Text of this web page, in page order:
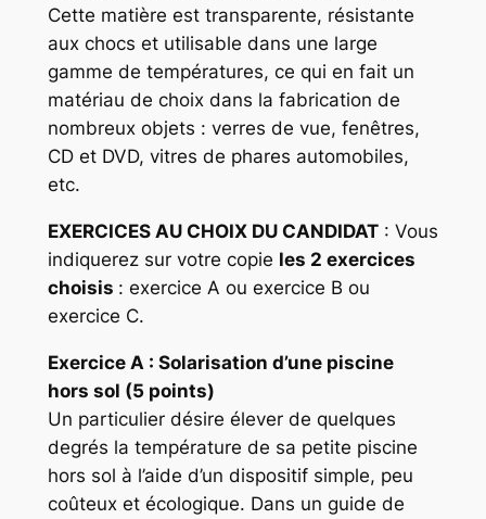
Cette matière est transparente, résistante
aux chocs et utilisable dans une large
gamme de températures, ce qui en fait un
matériau de choix dans la fabrication de
nombreux objets : verres de vue, fenêtres,
CD et DVD, vitres de phares automobiles,
etc.
EXERCICES AU CHOIX DU CANDIDAT: Vous
indiquerez sur votre copie les 2 exercices
choisis : exercice A ou exercice B ou
exercice C.
ExerciceA : Solarisation d’une piscine
hors sol (5 points)
Un particulier désire élever de quelques
degrés la température de sa petite piscine
hors sol à l’aide d’un dispositif simple, peu
coûteux et écologique. Dans un guide de